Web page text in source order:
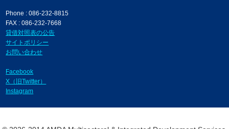
Phone : 086-232-8815
FAX : 086-232-7668
貸借対照表の公告
サイトポリシー
お問い合わせ
Facebook
X（旧Twitter）
Instagram